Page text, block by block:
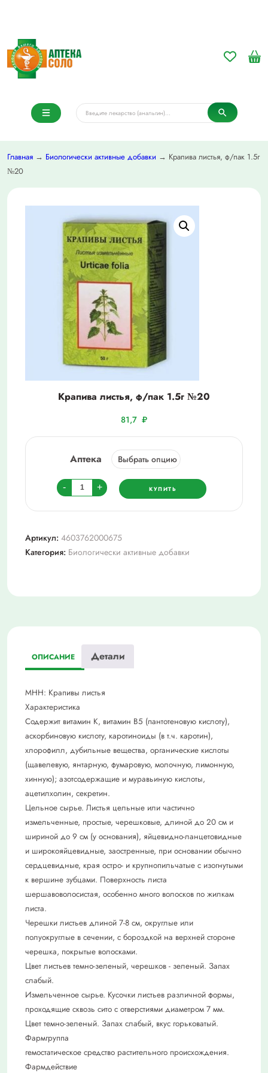
Главная → Биологически активные добавки → Крапива листья, ф/пак 1.5г
№20
Крапива листья, ф/пак 1.5г №20
81,7 ₽
Аптека
-
Количество
товара
Крапива
ф/
пак
+ КУПИТЬ
Артикул: 4603762000675
Категория: Биологически активные добавки
ОПИСАНИЕ Детали
МНН: Крапивы листья
Характеристика
Содержит витамин К, витамин В5 (пантотеновую кислоту),
аскорбиновую кислоту, каротиноиды (в т.ч. каротин),
хлорофилл, дубильные вещества, органические кислоты
(щавелевую, янтарную, фумаровую, молочную, лимонную,
хинную); азотсодержащие и муравьиную кислоты,
ацетилхолин, секретин.
Цельное сырье. Листья цельные или частично
измельченные, простые, черешковые, длиной до 20 см и
шириной до 9 см (у основания), яйцевидно-ланцетовидные
и широкояйцевидные, заостренные, при основании обычно
сердцевидные, края остро- и крупнопильчатые с изогнутыми
к вершине зубцами. Поверхность листа
шершавоволосистая, особенно много волосков по жилкам
листа.
Черешки листьев длиной 7-8 см, округлые или
полуокруглые в сечении, с бороздкой на верхней стороне
черешка, покрытые волосками.
Цвет листьев темно-зеленый, черешков - зеленый. Запах
слабый.
Измельченное сырье. Кусочки листьев различной формы,
проходящие сквозь сито с отверстиями диаметром 7 мм.
Цвет темно-зеленый. Запах слабый, вкус горьковатый.
Фармгруппа
гемостатическое средство растительного происхождения.
Фармдействие